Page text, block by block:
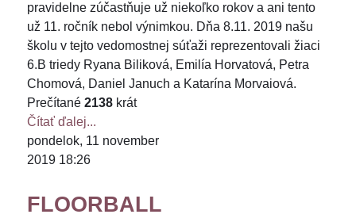
pravidelne zúčastňuje už niekoľko rokov a ani tento
už 11. ročník nebol výnimkou. Dňa 8.11. 2019 našu
školu v tejto vedomostnej súťaži reprezentovali žiaci
6.B triedy Ryana Biliková, Emilía Horvatová, Petra
Chomová, Daniel Januch a Katarína Morvaiová.
Prečítané 2138 krát
Čítať ďalej...
pondelok, 11 november
2019 18:26
FLOORBALL